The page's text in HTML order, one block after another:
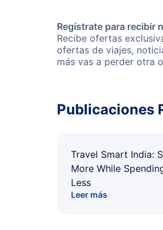
Regístrate para recibir
Recibe ofertas
ofertas de viajes,
más vas a perder otra
Publicaciones
Travel Smart India:
More While
Less
Leer más